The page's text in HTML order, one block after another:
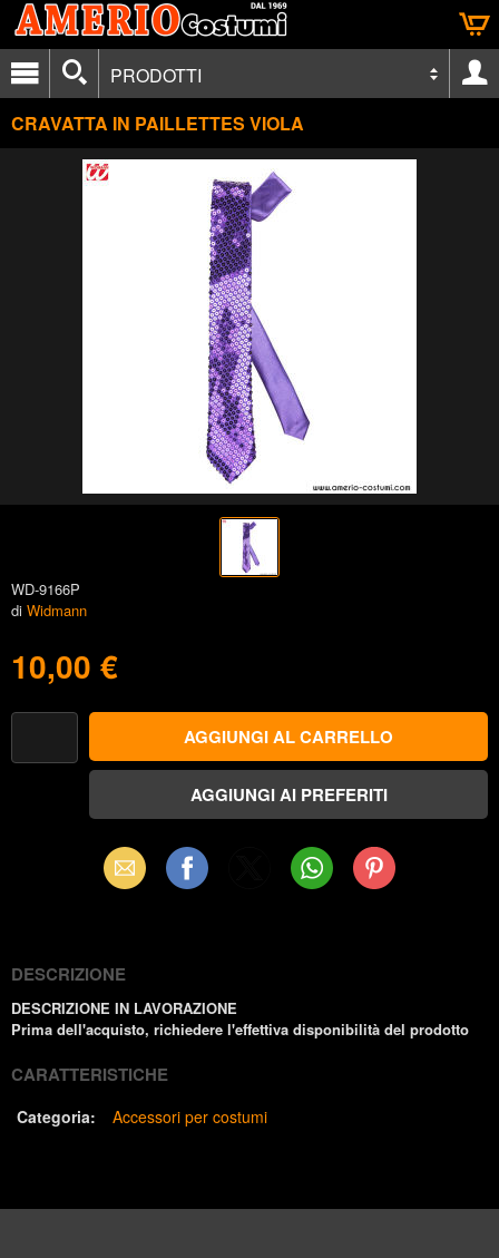
PRODOTTI
CRAVATTA IN PAILLETTES VIOLA
WD-9166P
di Widmann
10,00 €
Email Facebook WhatsAppPinterest
DESCRIZIONE
DESCRIZIONE IN LAVORAZIONE
Prima dell'acquisto, richiedere l'effettiva disponibilità del prodotto
CARATTERISTICHE
Categoria: Accessori per costumi